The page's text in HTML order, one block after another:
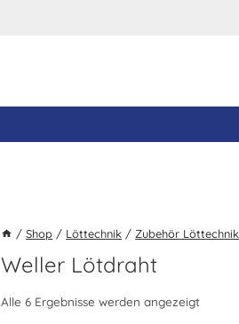
/ Shop / Löttechnik / Zubehör Löttechnik
Weller Lötdraht
Alle 6 Ergebnisse werden angezeigt